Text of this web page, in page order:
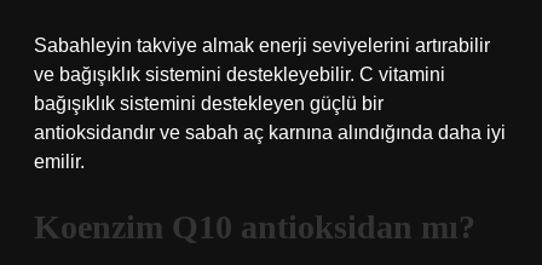
Sabahleyin takviye almak enerji seviyelerini artırabilir
ve bağışıklık sistemini destekleyebilir. C vitamini
bağışıklık sistemini destekleyen güçlü bir
antioksidandır ve sabah aç karnına alındığında daha iyi
emilir.
Koenzim Q10 antioksidan mı?